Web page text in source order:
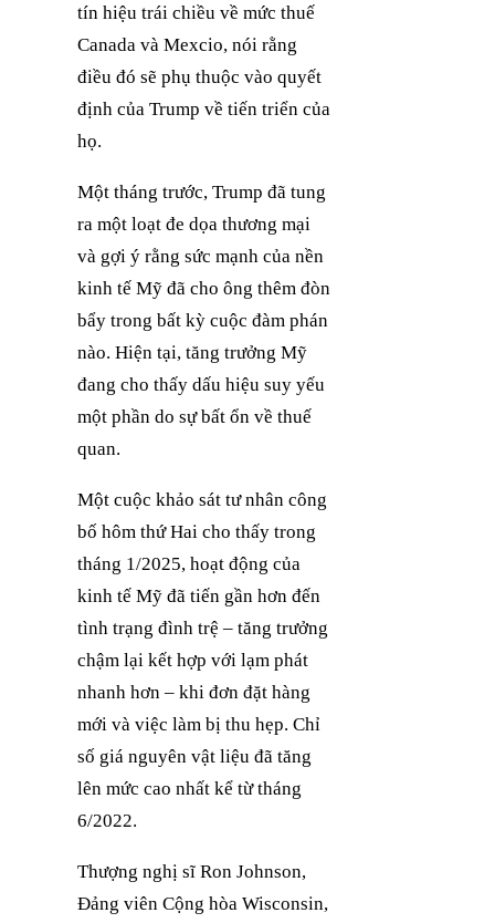
tín hiệu trái chiều về mức thuế
Canada và Mexcio, nói rằng
điều đó sẽ phụ thuộc vào quyết
định của Trump về tiến triển của
họ.
Một tháng trước, Trump đã tung
ra một loạt đe dọa thương mại
và gợi ý rằng sức mạnh của nền
kinh tế Mỹ đã cho ông thêm đòn
bẩy trong bất kỳ cuộc đàm phán
nào. Hiện tại, tăng trưởng Mỹ
đang cho thấy dấu hiệu suy yếu
một phần do sự bất ổn về thuế
quan.
Một cuộc khảo sát tư nhân công
bố hôm thứ Hai cho thấy trong
tháng 1/2025, hoạt động của
kinh tế Mỹ đã tiến gần hơn đến
tình trạng đình trệ – tăng trưởng
chậm lại kết hợp với lạm phát
nhanh hơn – khi đơn đặt hàng
mới và việc làm bị thu hẹp. Chỉ
số giá nguyên vật liệu đã tăng
lên mức cao nhất kể từ tháng
6/2022.
Thượng nghị sĩ Ron Johnson,
Đảng viên Cộng hòa Wisconsin,